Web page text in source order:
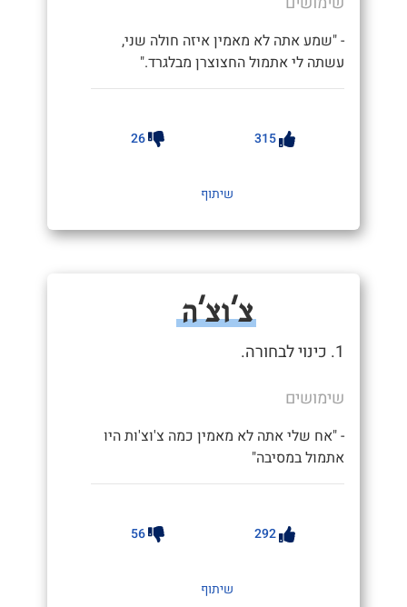
- "שמע אתה לא מאמין איזה חולה שני,
עשתה לי אתמול החצוצרן מבלגרד."
315
26
שיתוף
צ'וצ'ה
1. כינוי לבחורה.
שימושים
- "אח שלי אתה לא מאמין כמה צ'וצ'ות היו
אתמול במסיבה"
292
56
שיתוף